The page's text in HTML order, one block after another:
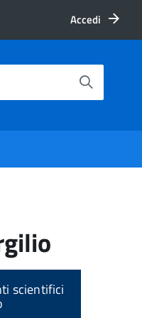
Accedi
scientifici